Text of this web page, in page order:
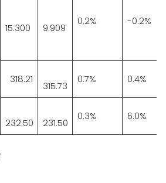
15.300 9.909
0.2% -0.2%
318.21
315.73
0.7% 0.4%
232.50 231.50
0.3% 6.0%